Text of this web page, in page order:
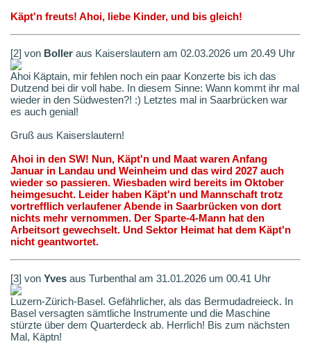
Käpt'n freuts! Ahoi, liebe Kinder, und bis gleich!
[2] von Boller aus Kaiserslautern am 02.03.2026 um 20.49 Uhr
Ahoi Käptain, mir fehlen noch ein paar Konzerte bis ich das
Dutzend bei dir voll habe. In diesem Sinne: Wann kommt ihr mal
wieder in den Südwesten?! :) Letztes mal in Saarbrücken war
es auch genial!
Gruß aus Kaiserslautern!
Ahoi in den SW! Nun, Käpt'n und Maat waren Anfang
Januar in Landau und Weinheim und das wird 2027 auch
wieder so passieren. Wiesbaden wird bereits im Oktober
heimgesucht. Leider haben Käpt'n und Mannschaft trotz
vortrefflich verlaufener Abende in Saarbrücken von dort
nichts mehr vernommen. Der Sparte-4-Mann hat den
Arbeitsort gewechselt. Und Sektor Heimat hat dem Käpt'n
nicht geantwortet.
[3] von Yves aus Turbenthal am 31.01.2026 um 00.41 Uhr
Luzern-Zürich-Basel. Gefährlicher, als das Bermudadreieck. In
Basel versagten sämtliche Instrumente und die Maschine
stürzte über dem Quarterdeck ab. Herrlich! Bis zum nächsten
Mal, Käptn!